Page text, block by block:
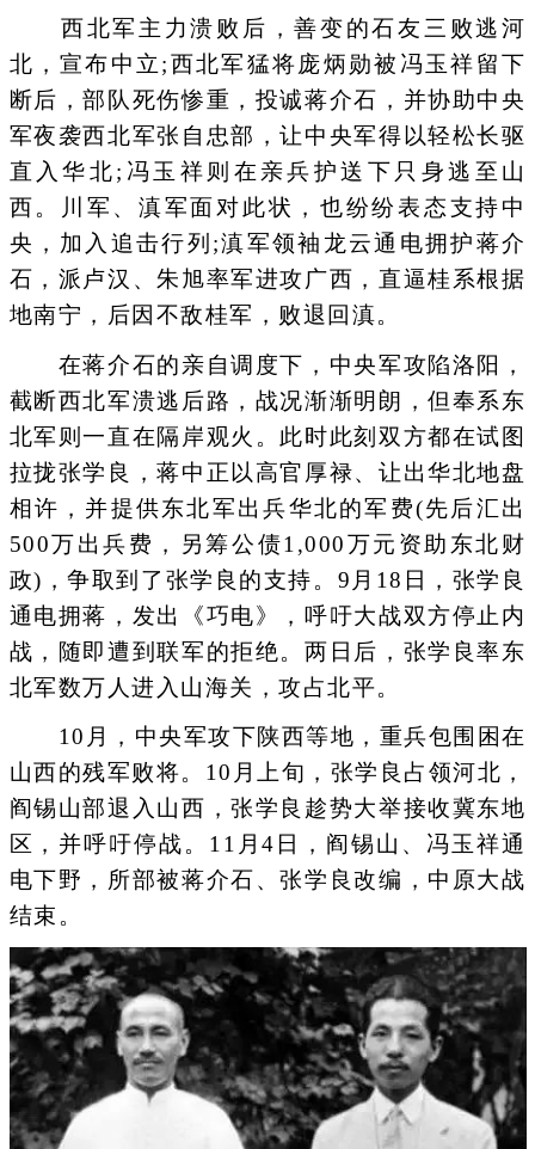
西北军主力溃败后，善变的石友三败逃河
北，宣布中立;西北军猛将庞炳勋被冯玉祥留下
断后，部队死伤惨重，投诚蒋介石，并协助中央
军夜袭西北军张自忠部，让中央军得以轻松长驱
直入华北;冯玉祥则在亲兵护送下只身逃至山
西。川军、滇军面对此状，也纷纷表态支持中
央，加入追击行列;滇军领袖龙云通电拥护蒋介
石，派卢汉、朱旭率军进攻广西，直逼桂系根据
地南宁，后因不敌桂军，败退回滇。
在蒋介石的亲自调度下，中央军攻陷洛阳，
截断西北军溃逃后路，战况渐渐明朗，但奉系东
北军则一直在隔岸观火。此时此刻双方都在试图
拉拢张学良，蒋中正以高官厚禄、让出华北地盘
相许，并提供东北军出兵华北的军费(先后汇出
500万出兵费，另筹公债1,000万元资助东北财
政)，争取到了张学良的支持。9月18日，张学良
通电拥蒋，发出《巧电》，呼吁大战双方停止内
战，随即遭到联军的拒绝。两日后，张学良率东
北军数万人进入山海关，攻占北平。
10月，中央军攻下陕西等地，重兵包围困在
山西的残军败将。10月上旬，张学良占领河北，
阎锡山部退入山西，张学良趁势大举接收冀东地
区，并呼吁停战。11月4日，阎锡山、冯玉祥通
电下野，所部被蒋介石、张学良改编，中原大战
结束。